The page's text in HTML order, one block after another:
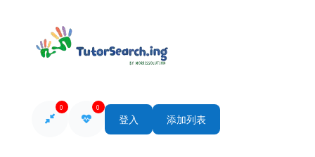
0 0
登入 添加列表